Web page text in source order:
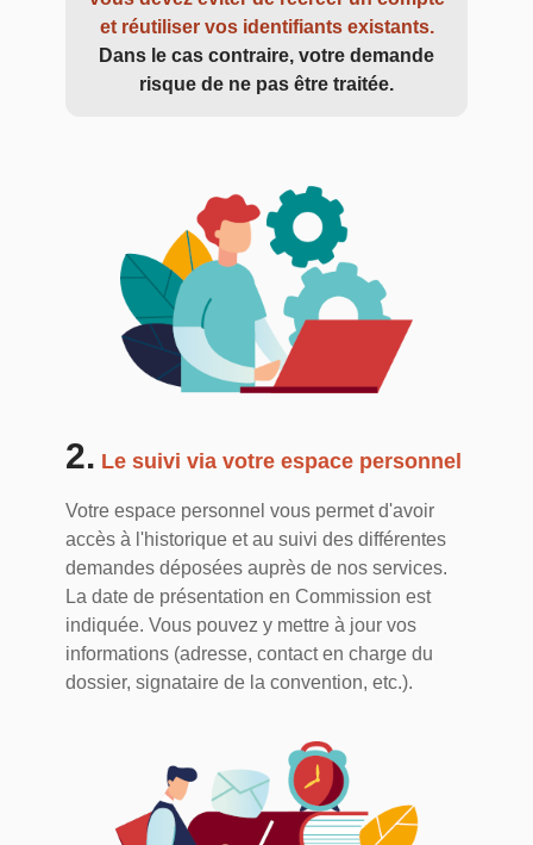
et réutiliser vos identifiants existants.
Dans le cas contraire, votre demande
risque de ne pas être traitée.
2. Le suivi via votre espace personnel
Votre espace personnel vous permet d'avoir
accès à l'historique et au suivi des différentes
demandes déposées auprès de nos services.
La date de présentation en Commission est
indiquée. Vous pouvez y mettre à jour vos
informations (adresse, contact en charge du
dossier, signataire de la convention, etc.).